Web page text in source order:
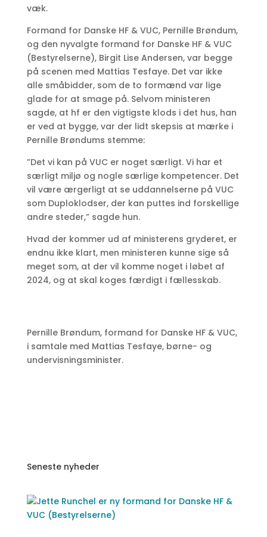
væk.
Formand for Danske HF & VUC, Pernille Brøndum,
og den nyvalgte formand for Danske HF & VUC
(Bestyrelserne), Birgit Lise Andersen, var begge
på scenen med Mattias Tesfaye. Det var ikke
alle småbidder, som de to formænd var lige
glade for at smage på. Selvom ministeren
sagde, at hf er den vigtigste klods i det hus, han
er ved at bygge, var der lidt skepsis at mærke i
Pernille Brøndums stemme:
”Det vi kan på VUC er noget særligt. Vi har et
særligt miljø og nogle særlige kompetencer. Det
vil være ærgerligt at se uddannelserne på VUC
som Duploklodser, der kan puttes ind forskellige
andre steder,” sagde hun.
Hvad der kommer ud af ministerens gryderet, er
endnu ikke klart, men ministeren kunne sige så
meget som, at der vil komme noget i løbet af
2024, og at skal koges færdigt i fællesskab.
Pernille Brøndum, formand for Danske HF & VUC,
i samtale med Mattias Tesfaye, børne- og
undervisningsminister.
Seneste nyheder